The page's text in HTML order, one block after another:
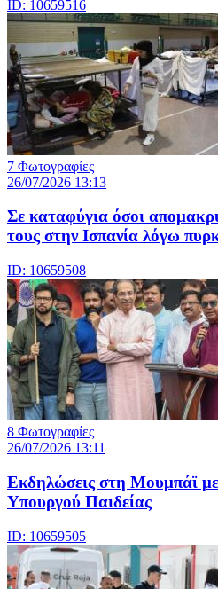
ID: 10659516
7 Φωτογραφίες
26/07/2026 13:13
Σε καταφύγια όσοι
τους στην Ισπανία λόγω
ID: 10659508
8 Φωτογραφίες
26/07/2026 13:11
Eκδηλώσεις στη Μουμπάϊ
Υπουργού Παιδείας
ID: 10659505